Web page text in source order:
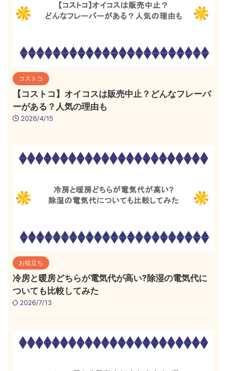
コストコ
【コストコ】オイコスは販売中止？どんなフレーバ
ーがある？人気の理由も
2026/4/15
お役立ち
冷房と暖房どちらが電気代が高い?除湿の電気代に
ついても比較してみた
2026/7/13